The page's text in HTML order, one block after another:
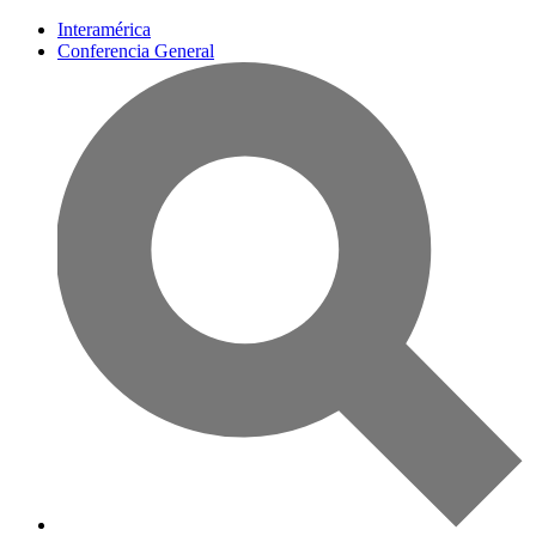
Interamérica
Conferencia General